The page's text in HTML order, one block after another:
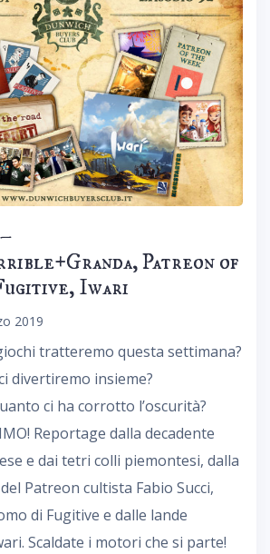
Patreon of
Iwari
2019
tratteremo questa settimana?
divertiremo insieme?
ci ha corrotto l’oscurità?
Reportage dalla decadente
e dai tetri colli piemontesi, dalla
Patreon cultista Fabio Succi,
di Fugitive e dalle lande
Scaldate i motori che si parte!